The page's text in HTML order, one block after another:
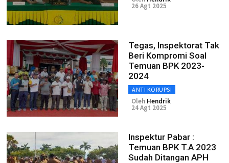
26 Agt 2025
Tegas, Inspektorat Tak
Beri Kompromi Soal
Temuan BPK 2023-
2024
ANTI KORUPSI
Oleh Hendrik
24 Agt 2025
Inspektur Pabar :
Temuan BPK T.A 2023
Sudah Ditangan APH